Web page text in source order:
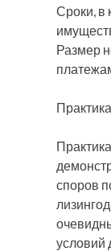
Сроки, в
Размер
споров
условий